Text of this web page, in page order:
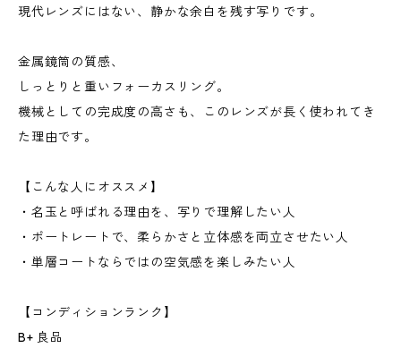
現代レンズにはない、静かな余白を残す写りです。
金属鏡筒の質感、
しっとりと重いフォーカスリング。
機械としての完成度の高さも、このレンズが長く使われてき
た理由です。
【こんな人にオススメ】
・名玉と呼ばれる理由を、写りで理解したい人
・ポートレートで、柔らかさと立体感を両立させたい人
・単層コートならではの空気感を楽しみたい人
【コンディションランク】
B+ 良品